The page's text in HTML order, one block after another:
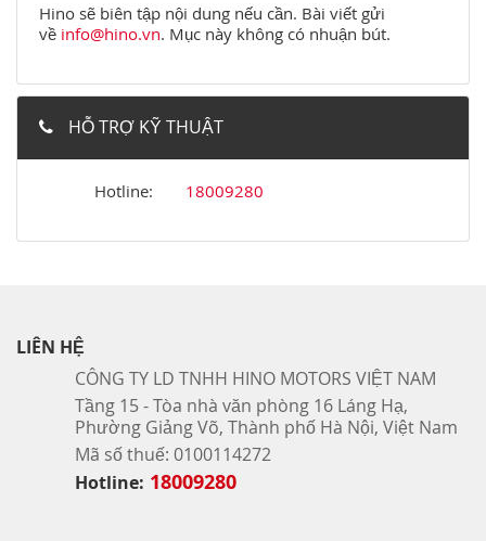
Hino sẽ biên tập nội dung nếu cần. Bài viết gửi
về info@hino.vn. Mục này không có nhuận bút.
HỖ TRỢ KỸ THUẬT
Hotline: 18009280
LIÊN HỆ
CÔNG TY LD TNHH HINO MOTORS VIỆT NAM
Tầng 15 - Tòa nhà văn phòng 16 Láng Hạ,
Phường Giảng Võ, Thành phố Hà Nội, Việt Nam
Mã số thuế: 0100114272
Hotline: 18009280